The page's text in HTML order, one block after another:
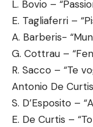
L. Bovio –
E. Tagliaferri –
A. Barberis-
G. Cottrau –
R. Sacco – “Te
Antonio De
S. D’Esposito –
E. De Curtis –